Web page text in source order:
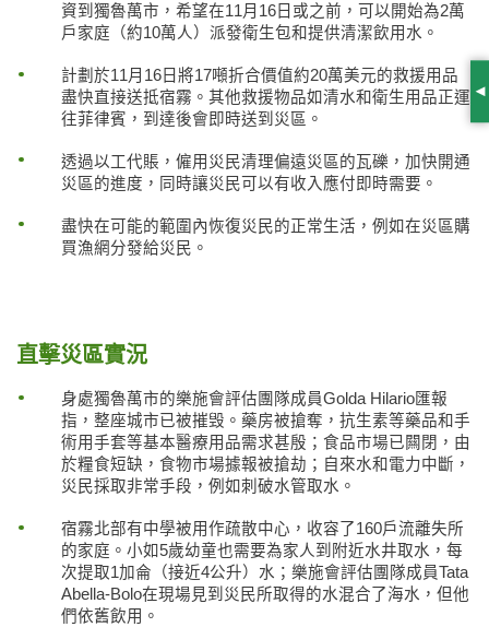
資到獨魯萬市，希望在11月16日或之前，可以開始為2萬
戶家庭（約10萬人）派發衛生包和提供清潔飲用水。
計劃於11月16日將17噸折合價值約20萬美元的救援用品
盡快直接送抵宿霧。其他救援物品如清水和衛生用品正運
往菲律賓，到達後會即時送到災區。
透過以工代賬，僱用災民清理偏遠災區的瓦礫，加快開通
災區的進度，同時讓災民可以有收入應付即時需要。
盡快在可能的範圍內恢復災民的正常生活，例如在災區購
買漁網分發給災民。
直擊災區實況
身處獨魯萬市的樂施會評估團隊成員Golda Hilario匯報
指，整座城市已被摧毁。藥房被搶奪，抗生素等藥品和手
術用手套等基本醫療用品需求甚殷；食品市場已闗閉，由
於糧食短缺，食物市場據報被搶劫；自來水和電力中斷，
災民採取非常手段，例如刺破水管取水。
宿霧北部有中學被用作疏散中心，收容了160戶流離失所
的家庭。小如5歲幼童也需要為家人到附近水井取水，每
次提取1加侖（接近4公升）水；樂施會評估團隊成員Tata
Abella-Bolo在現場見到災民所取得的水混合了海水，但他
們依舊飲用。